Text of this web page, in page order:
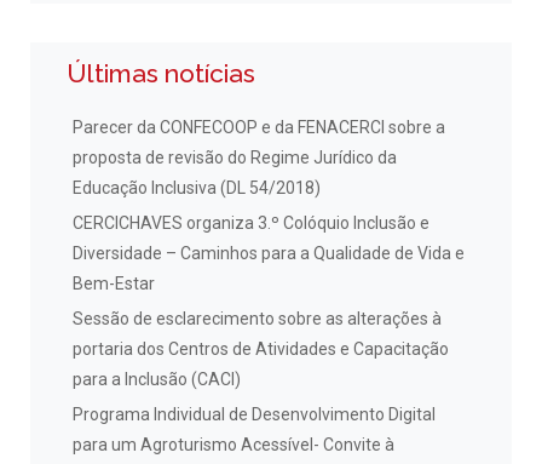
Últimas notícias
Parecer da CONFECOOP e da FENACERCI sobre a
proposta de revisão do Regime Jurídico da
Educação Inclusiva (DL 54/2018)
CERCICHAVES organiza 3.º Colóquio Inclusão e
Diversidade – Caminhos para a Qualidade de Vida e
Bem-Estar
Sessão de esclarecimento sobre as alterações à
portaria dos Centros de Atividades e Capacitação
para a Inclusão (CACI)
Programa Individual de Desenvolvimento Digital
para um Agroturismo Acessível- Convite à